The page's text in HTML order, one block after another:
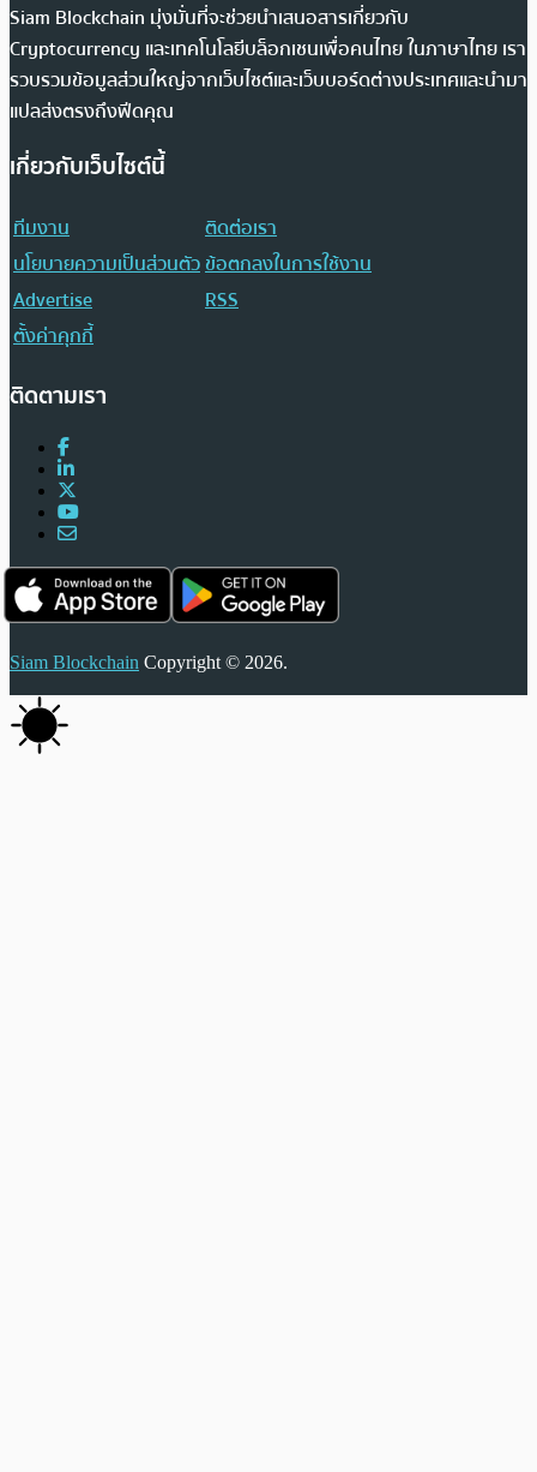
Siam Blockchain มุ่งมั่นที่จะช่วยนำเสนอสารเกี่ยวกับ
Cryptocurrency และเทคโนโลยีบล็อกเชนเพื่อคนไทย ในภาษาไทย เรา
รวบรวมข้อมูลส่วนใหญ่จากเว็บไซต์และเว็บบอร์ดต่างประเทศและนำมา
แปลส่งตรงถึงฟีดคุณ
เกี่ยวกับเว็บไซต์นี้
ทีมงาน
ติดต่อเรา
นโยบายความเป็นส่วนตัวข้อตกลงในการใช้งาน
Advertise
RSS
ตั้งค่าคุกกี้
ติดตามเรา
Siam Blockchain Copyright © 2026.